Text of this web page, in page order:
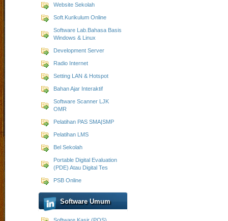
Website Sekolah
Soft.Kurikulum Online
Software Lab.Bahasa Basis
Windows & Linux
Development Server
Radio Internet
Setting LAN & Hotspot
Bahan Ajar Interaktif
Software Scanner LJK
OMR
Pelatihan PAS SMA|SMP
Pelatihan LMS
Bel Sekolah
Portable Digital Evaluation
(PDE) Atau Digital Tes
PSB Online
Software Umum